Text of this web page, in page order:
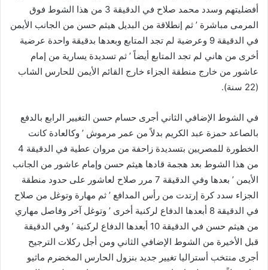
أفضليتهم وسدد محمد صلاح في الدقيقة 3 من هذا الشوط فوق
المرمى مباشرة ’ ثم إنطلاقة من البديل هيثم حسن من الجانب الأيمن
في الدقيقة 9 وعرضية لم تجد المتابع وبعدها بدقيقة واحدة عرضية
أخرى من هاني لم تجد المتابع أيضاً ’ ثم تسديدة يسارية من إمام
عاشور من خارج منطقة الجزاء خارج القائم الأيمن للحارس الشاب
(22 سنة).
في الشوط الإضافي الثاني أجرى حسام حسن التغيير الرابع بالدفع
بالصاعد حمزة عبد الكريم بدلاً من عمر مرموش ’ وكالعادة كانت
الخطورة للمصريين بتسديدة زاحفة من مروان عطية في الدقيقة 4
من هذا الشوط بعد هجمة قادها هيثم حسن وإمام عاشور من الجانب
الأيمن ’ بعدها وفي الدقيقة 7 مرر صلاح لعاشور على حدود منطقة
الجزاء سدد كرة إرتدت من رأس المدافع ’ ثم مهارة وتوغل من صلاح
في الدقيقة 8 أبعدها الدفاع لركنية أخرى ’ وتوغل آخر وفاصل مهاري
من هيثم حسن في الدقيقة 10 أبعدها الدفاع لركنية ’ وفي الدقيقة
قبل الأخيرة من الشوط الإضافي الثاني ومن أجل ركلات الترجيح
أجرى منتخب أستراليا تغيير جديد بنزول الحارس المخضرم ماثيو